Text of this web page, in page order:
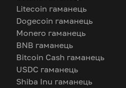
Litecoin гаманець
Dogecoin гаманець
Monero гаманець
BNB гаманець
Bitcoin Cash гаманець
USDC гаманець
Shiba Inu гаманець